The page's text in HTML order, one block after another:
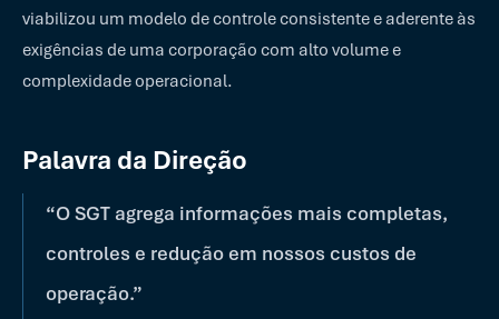
viabilizou um modelo de controle consistente e aderente às
exigências de uma corporação com alto volume e
complexidade operacional.
Palavra da Direção
“O SGT agrega informações mais completas,
controles e redução em nossos custos de
operação.”